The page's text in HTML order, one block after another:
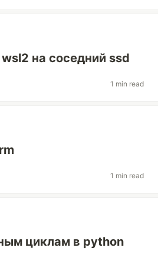
на соседний ssd
1 min read
1 min read
циклам в python